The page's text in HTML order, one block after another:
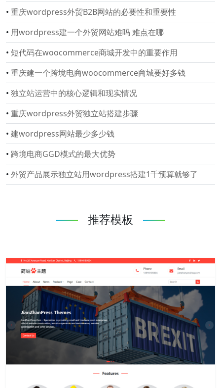
• 重庆wordpress外贸B2B网站的必要性和重要性
• 用wordpress建一个外贸网站难吗 难点在哪
• 短代码在woocommerce商城开发中的重要作用
• 重庆建一个跨境电商woocommerce商城要好多钱
• 独立站运营中的核心逻辑和现实情况
• 重庆wordpress外贸独立站搭建步骤
• 建wordpress网站最少多少钱
• 跨境电商GGD模式的最大优势
• 外贸产品展示独立站用wordpress搭建1千预算就够了
推荐模板